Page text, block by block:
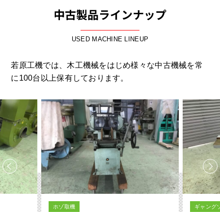
中古製品ラインナップ
USED MACHINE LINEUP
若原工機では、木工機械をはじめ様々な中古機械を常
に100台以上保有しております。
ギャングソー 超仕上鉋